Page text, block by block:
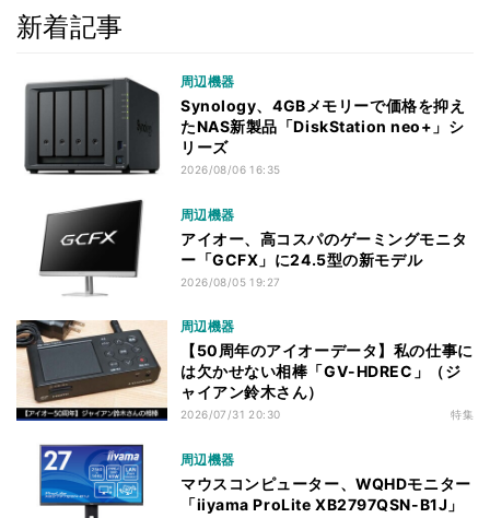
新着記事
周辺機器
Synology、4GBメモリーで価格を抑え
たNAS新製品「DiskStation neo+」シ
リーズ
2026/08/06 16:35
周辺機器
アイオー、高コスパのゲーミングモニタ
ー「GCFX」に24.5型の新モデル
2026/08/05 19:27
周辺機器
【50周年のアイオーデータ】私の仕事に
は欠かせない相棒「GV-HDREC」（ジ
ャイアン鈴木さん）
2026/07/31 20:30 特集
周辺機器
マウスコンピューター、WQHDモニター
「iiyama ProLite XB2797QSN-B1J」